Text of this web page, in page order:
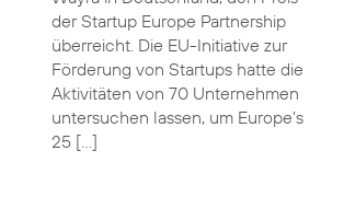
der Startup Europe Partnership
überreicht. Die EU-Initiative zur
Förderung von Startups hatte die
Aktivitäten von 70 Unternehmen
untersuchen lassen, um Europe’s
25 […]